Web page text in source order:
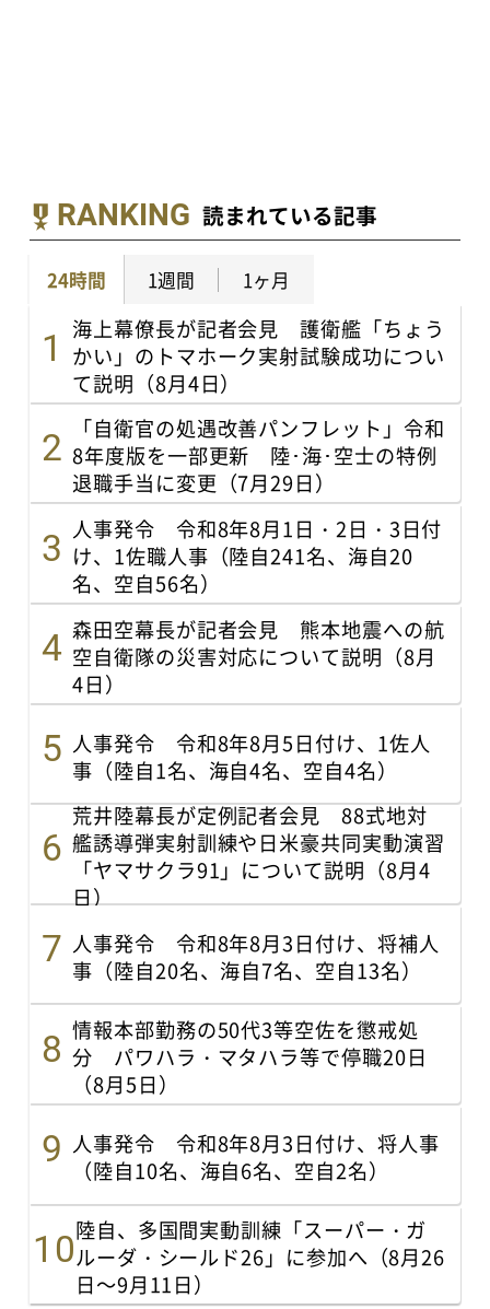
RANKING 読まれている記事
24時間 1週間 1ヶ月
海上幕僚長が記者会見 護衛艦「ちょう
かい」のトマホーク実射試験成功につい
て説明（8月4日）
「自衛官の処遇改善パンフレット」令和
8年度版を一部更新 陸･海･空士の特例
退職手当に変更（7月29日）
人事発令 令和8年8月1日・2日・3日付
け、1佐職人事（陸自241名、海自20
名、空自56名）
森田空幕長が記者会見 熊本地震への航
空自衛隊の災害対応について説明（8月
4日）
人事発令 令和8年8月5日付け、1佐人
事（陸自1名、海自4名、空自4名）
荒井陸幕長が定例記者会見 88式地対
艦誘導弾実射訓練や日米豪共同実動演習
「ヤマサクラ91」について説明（8月4
日）
人事発令 令和8年8月3日付け、将補人
事（陸自20名、海自7名、空自13名）
情報本部勤務の50代3等空佐を懲戒処
分 パワハラ・マタハラ等で停職20日
（8月5日）
人事発令 令和8年8月3日付け、将人事
（陸自10名、海自6名、空自2名）
陸自、多国間実動訓練「スーパー・ガ
ルーダ・シールド26」に参加へ（8月26
日～9月11日）